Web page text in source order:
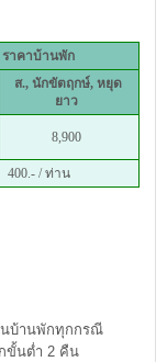
ราคาบ้านพัก
ส., นักขัตฤกษ์, หยุด
ยาว
8,900
400.- / ท่าน
นบ้านพักทุกกรณี
ขั้นต่ำ 2 คืน